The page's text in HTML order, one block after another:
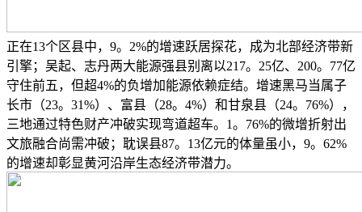
正在13个区县中，9。2%的增速跃居探花，成为北部经济带新
引擎；吴起、志丹两大能源强县别离以217。25亿、200。77亿
守住前五，但超4%的负增加能源依赖症结。增速黑马当属子
长市（23。31%）、富县（28。4%）和甘泉县（24。76%），
三地通过特色财产冲破实现弯道超车。1。76%的微增折射出
文旅融合尚需冲破；耽误县87。13亿元的体量虽小，9。62%
的增速却彰显黄河沿岸生态经济带潜力。